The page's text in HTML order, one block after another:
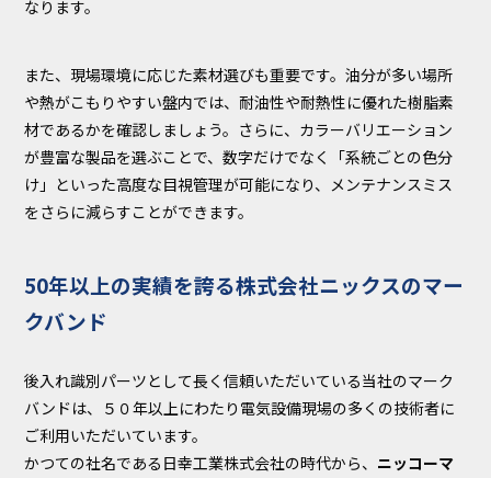
なります。
また、現場環境に応じた素材選びも重要です。油分が多い場所
や熱がこもりやすい盤内では、耐油性や耐熱性に優れた樹脂素
材であるかを確認しましょう。さらに、カラーバリエーション
が豊富な製品を選ぶことで、数字だけでなく「系統ごとの色分
け」といった高度な目視管理が可能になり、メンテナンスミス
をさらに減らすことができます。
50年以上の実績を誇る株式会社ニックスのマー
クバンド
後入れ識別パーツとして長く信頼いただいている当社のマーク
バンドは、５０年以上にわたり電気設備現場の多くの技術者に
ご利用いただいています。
かつての社名である日幸工業株式会社の時代から、 ニッコーマ